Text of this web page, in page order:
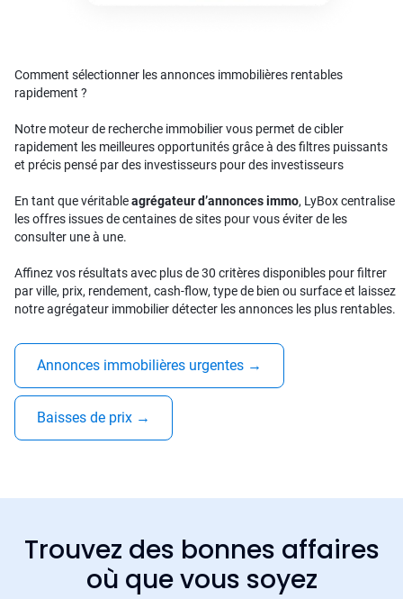
Comment sélectionner les annonces immobilières rentables
rapidement ?
Notre moteur de recherche immobilier vous permet de cibler
rapidement les meilleures opportunités grâce à des filtres puissants
et précis pensé par des investisseurs pour des investisseurs
En tant que véritableagrégateur d’annonces immo, LyBox centralise
les offres issues de centaines de sites pour vous éviter de les
consulter une à une.
Affinez vos résultats avec plus de 30 critères disponibles pour filtrer
par ville, prix, rendement, cash-flow, type de bien ou surface et laissez
notre agrégateur immobilier détecter les annonces les plus rentables.
Annonces immobilières urgentes →
Baisses de prix →
Trouvez des bonnes affaires
où que vous soyez